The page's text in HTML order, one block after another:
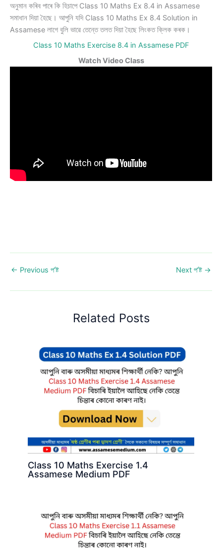
অনুমান কৰিব পাৰে কি হিচাপে Class 10 Maths Ex 8.4 in Assamese
সমাধান দিয়া হৈছে। আপুনি যদি Class 10 Maths Ex 8.4 Solution in
Assamese লাগে বুলি ভাৱে তেন্তে তলত দিয়া হৈছে লিংকত ক্লিক কৰক।
Class 10 Maths Exercise 8.4 in Assamese PDF
Watch Video Class
← Previous প’ষ্ট Next প’ষ্ট →
Related Posts
Class 10 Maths Exercise 1.4
Assamese Medium PDF